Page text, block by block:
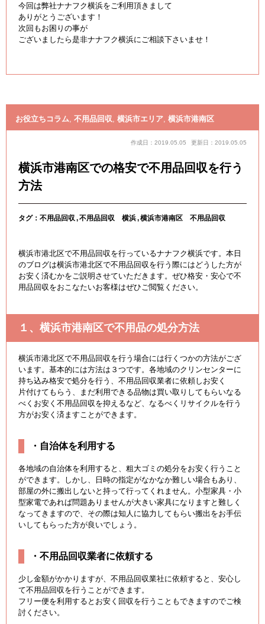
今回は弊社ナナフク横浜をご利用頂きまして
ありがとうございます！
次回もお困りの事が
ございましたら是非ナナフク横浜にご相談下さいませ！
お役立ちコラム 不用品回収 横浜市エリア 横浜市港南区
作成日：2019.05.05 更新日：2019.05.05
横浜市港南区での格安で不用品回収を行う
方法
タグ： 不用品回収 不用品回収 横浜 横浜市港南区 不用品回収
横浜市港北区で不用品回収を行っているナナフク横浜です。本日
のブログは横浜市港北区で不用品回収を行う際にはどうした方が
お安く済むかをご説明させていただきます。ぜひ格安・安心で不
用品回収をおこなたいお客様はぜひご閲覧ください。
１、横浜市港南区で不用品の処分方法
横浜市港北区で不用品回収を行う場合には行くつかの方法がござ
います。基本的には方法は３つです。各地域のクリンセンターに
持ち込み格安で処分を行う、不用品回収業者に依頼しお安く
片付けてもらう、まだ利用できる品物は買い取りしてもらいなる
べくお安く不用品回収を抑えるなど、なるべくリサイクルを行う
方がお安く済ますことができます。
・自治体を利用する
各地域の自治体を利用すると、粗大ゴミの処分をお安く行うこと
ができます。しかし、日時の指定がなかなか難しい場合もあり、
部屋の外に搬出しないと持って行ってくれません。小型家具・小
型家電であれば問題ありませんが大きい家具になりますと難しく
なってきますので、その際は知人に協力してもらい搬出をお手伝
いしてもらった方が良いでしょう。
・不用品回収業者に依頼する
少し金額がかかりますが、不用品回収業社に依頼すると、安心し
て不用品回収を行うことができます。
フリー便を利用するとお安く回収を行うこともできますのでご検
討ください。